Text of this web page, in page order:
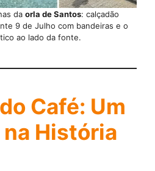
da orla de Santos: calçadão
9 de Julho com bandeiras e o
ao lado da fonte.
Café: Um
História